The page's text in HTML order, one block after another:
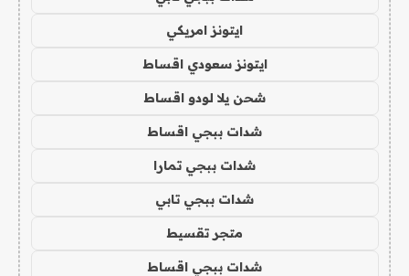
ايتونز امريكي
ايتونز سعودي اقساط
شحن يلا لودو اقساط
شدات ببجي اقساط
شدات ببجي تمارا
شدات ببجي تابي
متجر تقسيط
شدات ببجي اقساط